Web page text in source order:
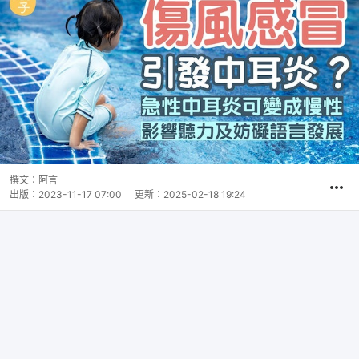
撰文： 阿言
出版： 2023-11-17 07:00 更新： 2025-02-18 19:24